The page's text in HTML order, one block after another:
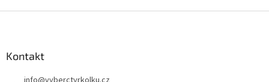
l
Kontakt